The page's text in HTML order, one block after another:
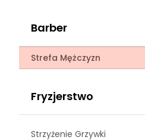
Barber
Strefa Mężczyzn
Fryzjerstwo
Strzyżenie Grzywki